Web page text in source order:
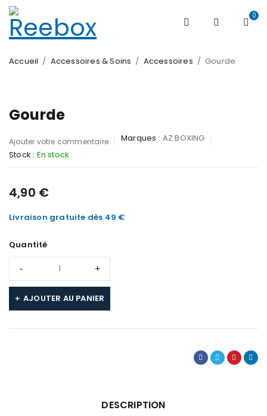
0
Accueil / Accessoires & Soins / Accessoires / Gourde
Gourde
Ajouter votre commentaire Marques : AZ BOXING
Stock : En stock
4,90 €
Livraison gratuite dès 49 €
Quantité
AJOUTER AU PANIER
DESCRIPTION